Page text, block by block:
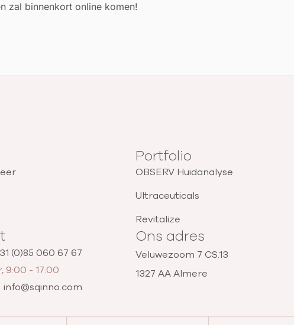
zal binnenkort online komen!
(0)85 060 67 67
9:00 - 17:00
info@sqinno.com
Portfolio
OBSERV Huidanalyse
Ultraceuticals
Revitalize
Ons adres
Veluwezoom 7 CS.13
1327 AA Almere